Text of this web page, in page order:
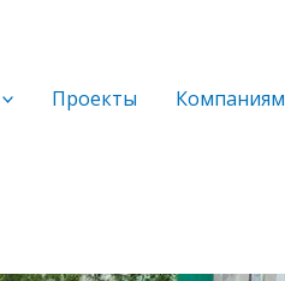
Проекты Компаниям